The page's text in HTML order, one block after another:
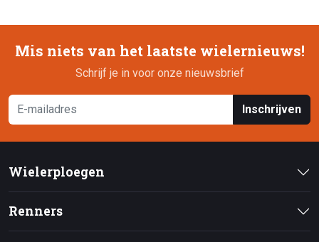
Mis niets van het laatste wielernieuws!
Schrijf je in voor onze nieuwsbrief
Inschrijven
Wielerploegen
Renners